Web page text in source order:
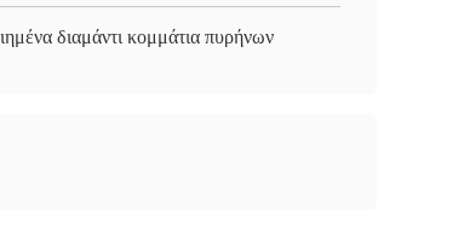
διαμάντι κομμάτια πυρήνων